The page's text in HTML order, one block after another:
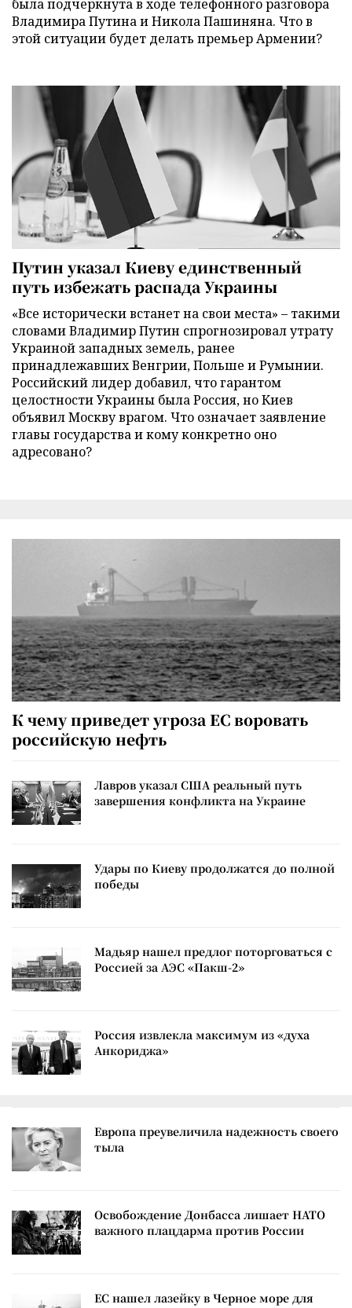
была подчеркнута в ходе телефонного разговора
Владимира Путина и Никола Пашиняна. Что в
этой ситуации будет делать премьер Армении?
Путин указал Киеву единственный
путь избежать распада Украины
«Все исторически встанет на свои места» – такими
словами Владимир Путин спрогнозировал утрату
Украиной западных земель, ранее
принадлежавших Венгрии, Польше и Румынии.
Российский лидер добавил, что гарантом
целостности Украины была Россия, но Киев
объявил Москву врагом. Что означает заявление
главы государства и кому конкретно оно
адресовано?
К чему приведет угроза ЕС воровать
российскую нефть
Лавров указал США реальный путь
завершения конфликта на Украине
Удары по Киеву продолжатся до полной
победы
Мадьяр нашел предлог поторговаться с
Россией за АЭС «Пакш-2»
Россия извлекла максимум из «духа
Анкориджа»
Европа преувеличила надежность своего
тыла
Освобождение Донбасса лишает НАТО
важного плацдарма против России
ЕС нашел лазейку в Черное море для